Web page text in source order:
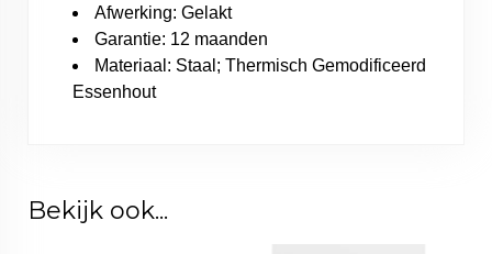
Afwerking: Gelakt
Garantie: 12 maanden
Materiaal: Staal; Thermisch Gemodificeerd
Essenhout
Bekijk ook...